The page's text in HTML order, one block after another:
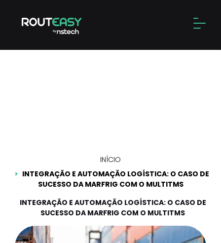
content
INÍCIO
INTEGRAÇÃO E AUTOMAÇÃO LOGÍSTICA: O CASO DE
SUCESSO DA MARFRIG COM O MULTITMS
INTEGRAÇÃO E AUTOMAÇÃO LOGÍSTICA: O CASO DE
SUCESSO DA MARFRIG COM O MULTITMS